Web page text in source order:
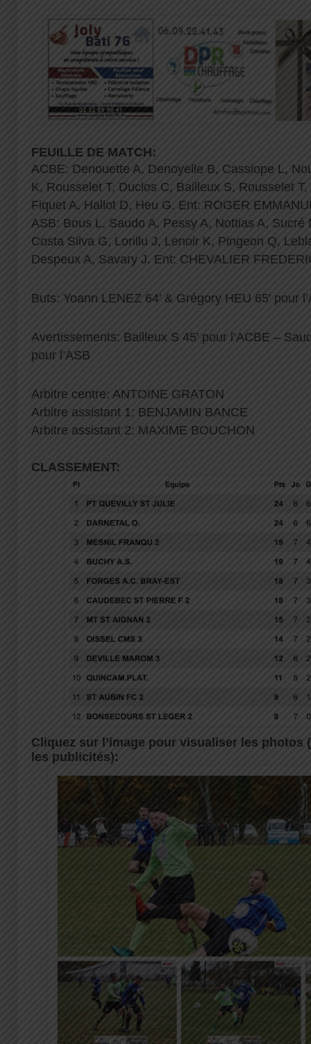
FEUILLE DE MATCH:
ACBE: Denouette A, Denoyelle B, Cassiope L,
K, Rousselet T, Duclos C, Bailleux S, Rousselet
Fiquet A, Hallot D, Heu G. Ent: ROGER
ASB: Bous L, Saudo A, Pessy A, Nottias A, Sucré
Costa Silva G, Lorillu J, Lenoir K, Pingeon Q,
Despeux A, Savary J. Ent: CHEVALIER
Buts: Yoann LENEZ 64′ & Grégory HEU 65′ pour
Avertissements: Bailleux S 45′ pour l’ACBE –
pour l’ASB
Arbitre centre: ANTOINE GRATON
Arbitre assistant 1: BENJAMIN BANCE
Arbitre assistant 2: MAXIME BOUCHON
CLASSEMENT:
Cliquez sur l’image pour visualiser les photos
les publicités):